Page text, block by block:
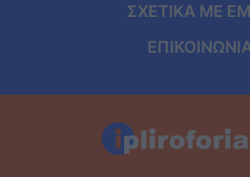
ΣΧΕΤΙΚΑ ΜΕ